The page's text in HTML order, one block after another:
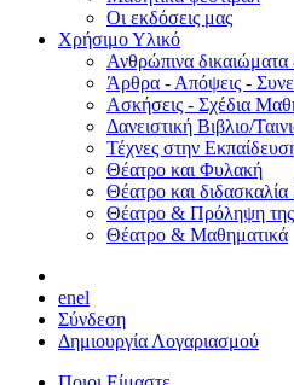
Οι εκδόσεις μας
Χρήσιμο Υλικό
Ανθρώπινα
Άρθρα - Απόψεις -
Ασκήσεις - Σχέδια
Δανειστική Βιβλιο/
Τέχνες στην
Θέατρο και Φυλακή
Θέατρο και
Θέατρο & Πρόληψη
Θέατρο & Μαθηματικά
enel
Σύνδεση
Δημιουργία Λογαριασμού